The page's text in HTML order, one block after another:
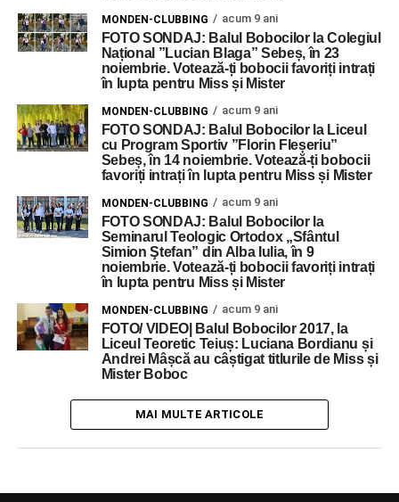
MONDEN-CLUBBING acum 9 ani
FOTO SONDAJ: Balul Bobocilor la Colegiul
Național ”Lucian Blaga” Sebeș, în 23
noiembrie. Votează-ți bobocii favoriți intrați
în lupta pentru Miss și Mister
MONDEN-CLUBBING acum 9 ani
FOTO SONDAJ: Balul Bobocilor la Liceul
cu Program Sportiv ”Florin Fleșeriu”
Sebeș, în 14 noiembrie. Votează-ți bobocii
favoriți intrați în lupta pentru Miss și Mister
MONDEN-CLUBBING acum 9 ani
FOTO SONDAJ: Balul Bobocilor la
Seminarul Teologic Ortodox „Sfântul
Simion Ştefan” din Alba Iulia, în 9
noiembrie. Votează-ți bobocii favoriți intrați
în lupta pentru Miss și Mister
MONDEN-CLUBBING acum 9 ani
FOTO/ VIDEO| Balul Bobocilor 2017, la
Liceul Teoretic Teiuș: Luciana Bordianu și
Andrei Mâșcă au câștigat titlurile de Miss și
Mister Boboc
MAI MULTE ARTICOLE